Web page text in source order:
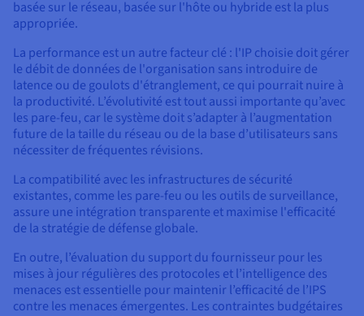
basée sur le réseau, basée sur l'hôte ou hybride est la plus
appropriée.
La performance est un autre facteur clé : l'IP choisie doit gérer
le débit de données de l'organisation sans introduire de
latence ou de goulots d'étranglement, ce qui pourrait nuire à
la productivité. L’évolutivité est tout aussi importante qu’avec
les pare-feu, car le système doit s’adapter à l’augmentation
future de la taille du réseau ou de la base d’utilisateurs sans
nécessiter de fréquentes révisions.
La compatibilité avec les infrastructures de sécurité
existantes, comme les pare-feu ou les outils de surveillance,
assure une intégration transparente et maximise l'efficacité
de la stratégie de défense globale.
En outre, l’évaluation du support du fournisseur pour les
mises à jour régulières des protocoles et l’intelligence des
menaces est essentielle pour maintenir l’efficacité de l’IPS
contre les menaces émergentes. Les contraintes budgétaires